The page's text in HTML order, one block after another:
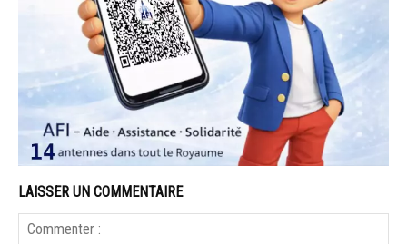
LAISSER UN COMMENTAIRE